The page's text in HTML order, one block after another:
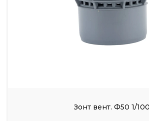
Зонт вент. Ф50 1/100